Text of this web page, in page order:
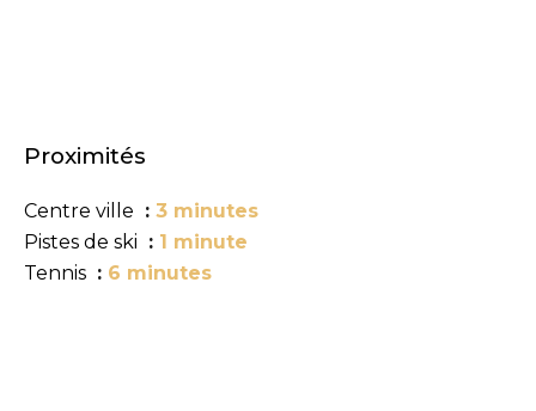
Proximités
Centre ville
3 minutes
Pistes de ski
1 minute
Tennis
6 minutes